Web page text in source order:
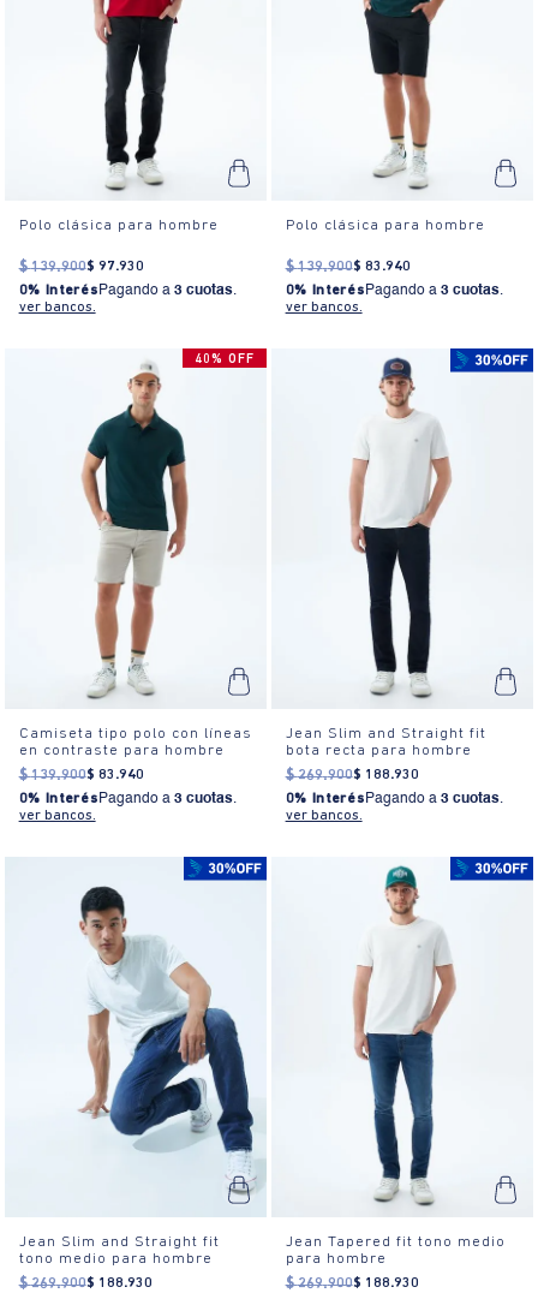
Polo clásica para hombre
$ 139.900$ 97.930
0% Interés Pagando a 3 cuotas.
ver bancos.
Polo clásica para hombre
$ 139.900$ 83 .940
0% Interés Pagando a 3 cuotas.
ver bancos.
40% OFF
Camiseta tipo polo con líneas
en contraste para hombre
$ 139.900$ 83 .940
0% Interés Pagando a 3 cuotas.
ver bancos.
Jean Slim and Straight fit
bota recta para hombre
$ 269.900$ 188.930
0% Interés Pagando a 3 cuotas.
ver bancos.
Jean Slim and Straight fit
tono medio para hombre
$ 269.900$ 188.930
Jean Tapered fit tono medio
para hombre
$ 269.900$ 188.930